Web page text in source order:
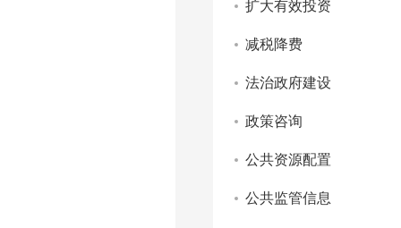
扩大有效投资
减税降费
法治政府建设
政策咨询
公共资源配置
公共监管信息